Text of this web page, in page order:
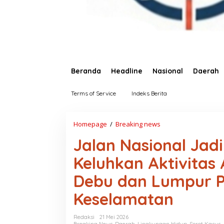
Beranda Headline Nasional Daerah
Terms of Service Indeks Berita
Homepage / Breaking news
l
a
n
N
a
s
i
o
Jalan Nasional
Keluhkan Aktivitas
Debu dan Lumpur
Keselamatan
Redaksi
21 Mei 2026